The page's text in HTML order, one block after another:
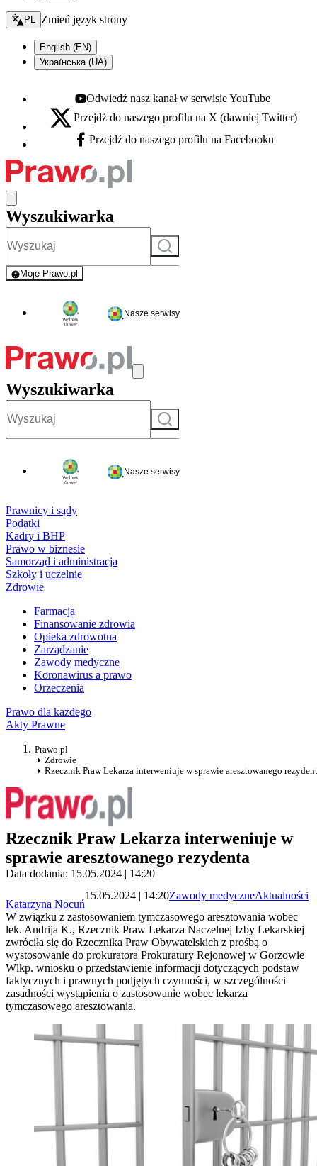
Zmień język - bieżący:
PL Zmień język strony
English (EN)
Українська (UA)
Youtube - otwiera się w nowej karcie
Odwiedź nasz kanał w serwisie YouTube
X - otwiera się w nowej karcie
Przejdź do naszego profilu na X (dawniej Twitter)
Facebook - otwiera się w nowej karcie
Przejdź do naszego profilu na Facebooku
Wyszukiwarka
Szukaj
Moje Prawo.pl
- rejestracja i logowanie do serwisu
Nasze serwisy
Wyszukiwarka
Szukaj
Nasze serwisy
Prawnicy i sądy
Podatki
Kadry i BHP
Prawo w biznesie
Samorząd i administracja
Szkoły i uczelnie
Zdrowie
Farmacja
Finansowanie zdrowia
Opieka zdrowotna
Zarządzanie
Zawody medyczne
Koronawirus a prawo
Orzeczenia
Prawo dla każdego
Akty Prawne
Prawo.pl
Zdrowie
Rzecznik Praw Lekarza interweniuje w sprawie aresztowanego
Rzecznik Praw Lekarza interweniuje w
sprawie aresztowanego rezydenta
Data dodania: 15.05.2024 | 14:20
Katarzyna Nocuń
15.05.2024 | 14:20Zawody medyczneAktualności
W związku z zastosowaniem tymczasowego aresztowania wobec
lek. Andrija K., Rzecznik Praw Lekarza Naczelnej Izby Lekarskiej
zwróciła się do Rzecznika Praw Obywatelskich z prośbą o
wystosowanie do prokuratora Prokuratury Rejonowej w Gorzowie
Wlkp. wniosku o przedstawienie informacji dotyczących podstaw
faktycznych i prawnych podjętych czynności, w szczególności
zasadności wystąpienia o zastosowanie wobec lekarza
tymczasowego aresztowania.